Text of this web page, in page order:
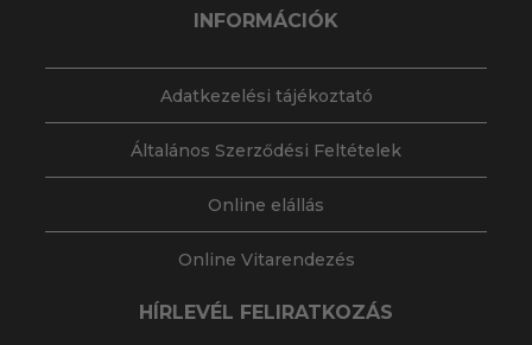
INFORMÁCIÓK
Adatkezelési tájékoztató
Általános Szerződési Feltételek
Online elállás
Online Vitarendezés
HÍRLEVÉL FELIRATKOZÁS